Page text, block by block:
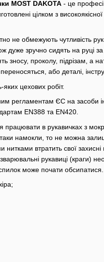
MOST DAKOTA - це
цілком з
не обмежують чутливість
дуже зручно сидять на
зносу, проколу, підрізам, а
або деталі,
яких цехових робіт.
регламентам ЄС на засоби
EN388 та EN420.
працювати в рукавичках з
намокли, то не можна
втратить свої захисні
рукавиці (краги)
може почати обсипатися.